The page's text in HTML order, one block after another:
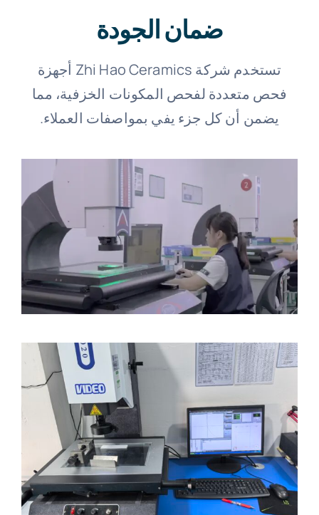
ضمان الجودة
تستخدم شركة Zhi Hao Ceramics أجهزة
فحص متعددة لفحص المكونات الخزفية، مما
يضمن أن كل جزء يفي بمواصفات العملاء.